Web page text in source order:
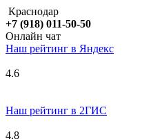
Краснодар
+7 (918) 011-50-50
Онлайн чат
Наш рейтинг в Яндекс
4.6
Наш рейтинг в 2ГИС
4.8